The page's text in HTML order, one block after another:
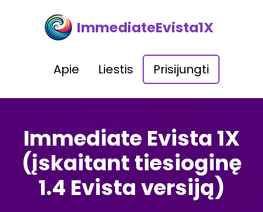
ImmediateEvista1X
Apie Liestis Prisijungti
Immediate Evista 1X
(įskaitant tiesioginę
1.4 Evista versiją)